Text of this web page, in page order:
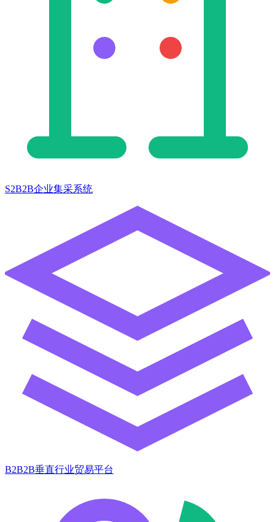
S2B2B企业集采系统
B2B2B垂直行业贸易平台